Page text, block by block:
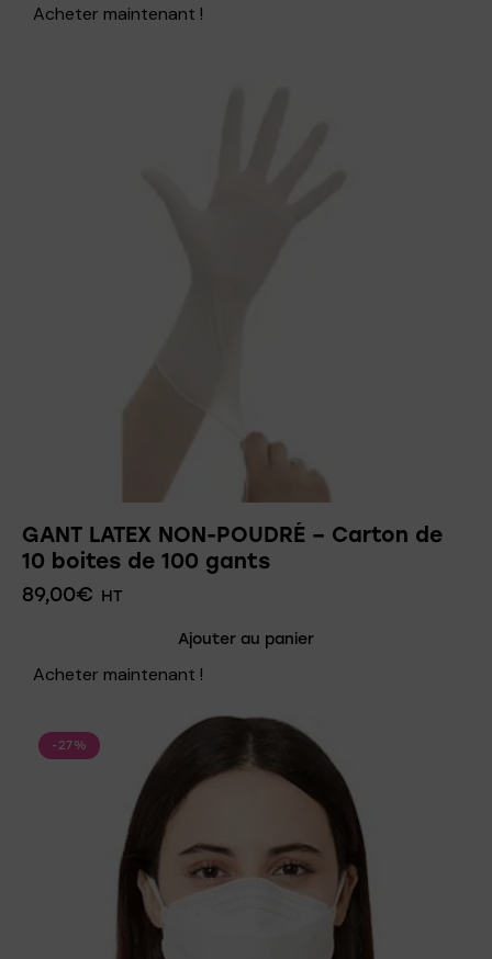
Acheter maintenant !
GANT LATEX NON-POUDRÉ – Carton de
10 boites de 100 gants
89,00€ HT
Ajouter au panier
Acheter maintenant !
-27%